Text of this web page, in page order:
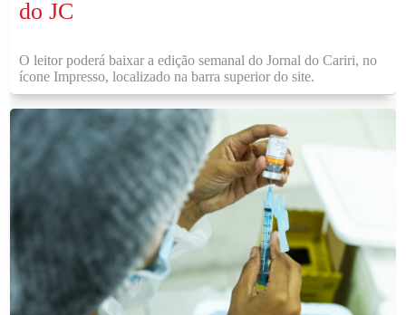
do JC
O leitor poderá baixar a edição semanal do Jornal do Cariri, no
ícone Impresso, localizado na barra superior do site.